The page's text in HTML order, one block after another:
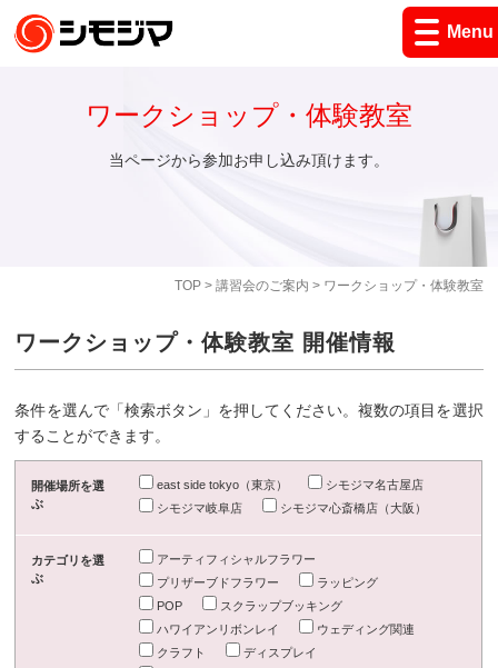
Menu
TOP> 講習会のご案内 > ワークショップ・体験教室
ワークショップ・体験教室
当ページから参加お申し込み頂けます。
ワークショップ・体験教室 開催情報
条件を選んで「検索ボタン」を押してください。複数の項目を選択
することができます。
開催場所を選
ぶ
east side tokyo（東京）
シモジマ名古屋店
シモジマ岐阜店
シモジマ心斎橋店（大阪）
カテゴリを選
ぶ
アーティフィシャルフラワー
プリザーブドフラワー
ラッピング
POP
スクラップブッキング
ハワイアンリボンレイ
ウェディング関連
クラフト
ディスプレイ